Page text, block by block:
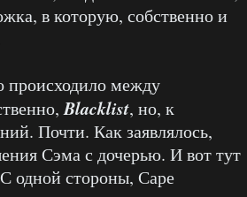
в которую, собственно и
происходило между
Blacklist, но, к
Почти. Как заявлялось,
Сэма с дочерью. И вот тут
одной стороны, Саре